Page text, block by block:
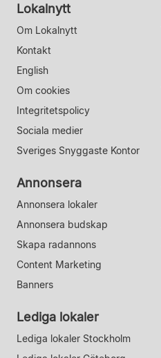
Lokalnytt
Om Lokalnytt
Kontakt
English
Om cookies
Integritetspolicy
Sociala medier
Sveriges Snyggaste Kontor
Annonsera
Annonsera lokaler
Annonsera budskap
Skapa radannons
Content Marketing
Banners
Lediga lokaler
Lediga lokaler Stockholm